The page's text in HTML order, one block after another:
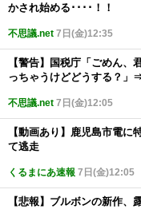
かされ始める････！！
不思議.net 7日(金)12:35
【警告】国税庁「ごめん
っちゃうけどどうする？」
不思議.net 7日(金)12:05
【動画あり】鹿児島市電に
て逃走
くるまにあ速報 7日(金)12:05
【悲報】ブルボンの新作、